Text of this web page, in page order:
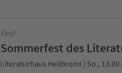
Fest
Sommerfest des
Literaturhaus Heilbronn | So.,